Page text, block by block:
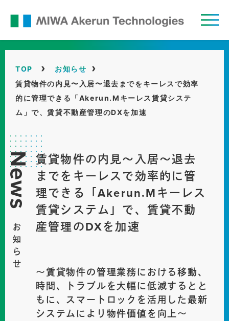
テ
Akerun
Technologies
TOP › お知らせ ›
賃貸物件の内見〜入居〜退去までをキーレスで効率
的に管理できる「Akerun.Mキーレス賃貸システ
ム」で、賃貸不動産管理のDXを加速
News
お知らせ
賃貸物件の内見〜入居〜退去
までをキーレスで効率的に管
理できる「Akerun.Mキーレス
賃貸システム」で、賃貸不動
産管理のDXを加速
〜賃貸物件の管理業務における移動、
時間、トラブルを大幅に低減するとと
もに、スマートロックを活用した最新
システムにより物件価値を向上〜